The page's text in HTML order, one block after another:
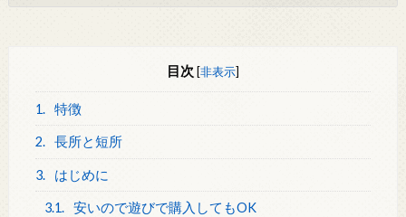
目次 [非表示]
1. 特徴
2. 長所と短所
3. はじめに
3.1. 安いので遊びで購入してもOK